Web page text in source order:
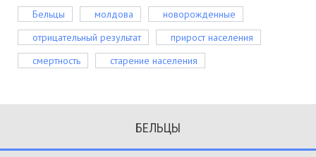
Бельцы молдова
новорожденные
отрицательный результат
прирост населения
смертность
старение населения
БЕЛЬЦЫ